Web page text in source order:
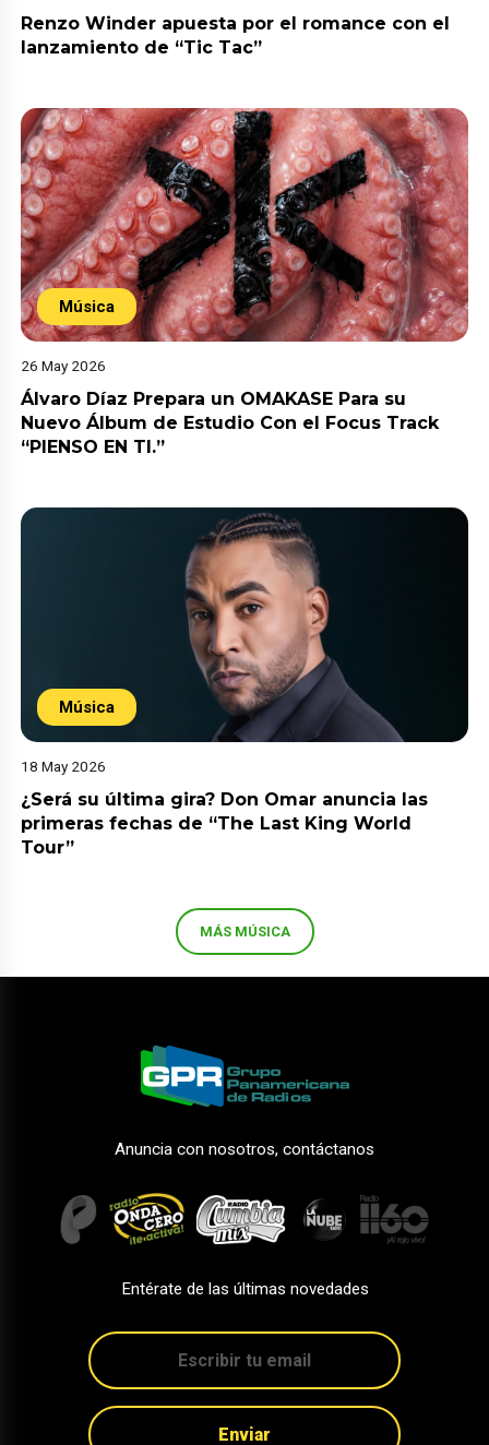
Renzo Winder apuesta por el romance con el
lanzamiento de “Tic Tac”
Música
26 May 2026
Álvaro Díaz Prepara un OMAKASE Para su
Nuevo Álbum de Estudio Con el Focus Track
“PIENSO EN TI.”
Música
18 May 2026
¿Será su última gira? Don Omar anuncia las
primeras fechas de “The Last King World
Tour”
MÁS MÚSICA
Anuncia con nosotros, contáctanos
Entérate de las últimas novedades
Enviar